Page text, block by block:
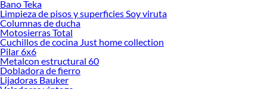
Bano Teka
Limpieza de pisos y superficies Soy viruta
Columnas de ducha
Motosierras Total
Cuchillos de cocina Just home collection
Pilar 6x6
Metalcon estructural 60
Dobladora de fierro
Lijadoras Bauker